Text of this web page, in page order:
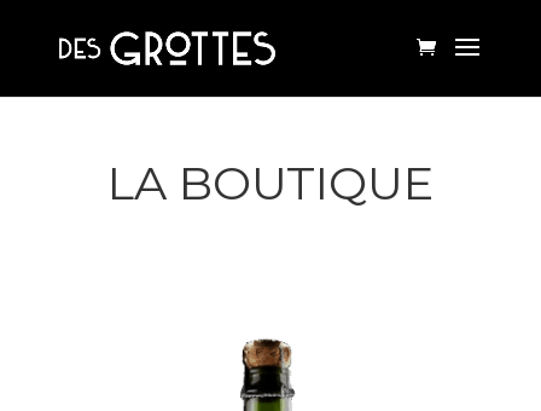
LA BOUTIQUE